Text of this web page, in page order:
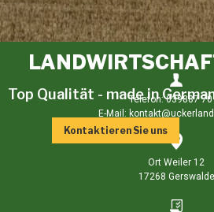
Top Qualität - made in
Kontaktieren Sie uns
Telefon: 039887
E-Mail:
Ort Weiler 12
17268 Gerswalde